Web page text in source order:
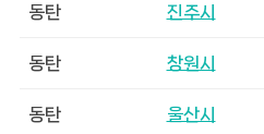
동탄 진주시
동탄 창원시
동탄 울산시